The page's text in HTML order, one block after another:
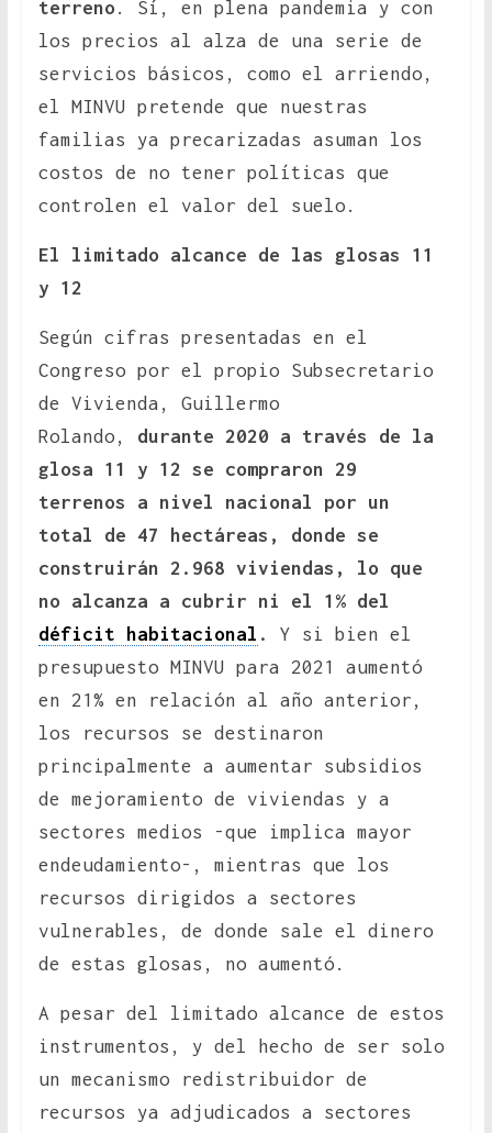
terreno . Sí, en plena pandemia y con
los precios al alza de una serie de
servicios básicos, como el arriendo,
el MINVU pretende que nuestras
familias ya precarizadas asuman los
costos de no tener políticas que
controlen el valor del suelo.
El limitado alcance de las glosas 11
y 12
Según cifras presentadas en el
Congreso por el propio Subsecretario
de Vivienda, Guillermo
Rolando, durante 2020 a través de la
glosa 11 y 12 se compraron 29
terrenos a nivel nacional por un
total de 47 hectáreas, donde se
construirán 2.968 viviendas, lo que
no alcanza a cubrir ni el 1% del
déficit habitacional .
Y si bien el
presupuesto MINVU para 2021 aumentó
en 21% en relación al año anterior,
los recursos se destinaron
principalmente a aumentar subsidios
de mejoramiento de viviendas y a
sectores medios -que implica mayor
endeudamiento-, mientras que los
recursos dirigidos a sectores
vulnerables, de donde sale el dinero
de estas glosas, no aumentó.
A pesar del limitado alcance de estos
instrumentos, y del hecho de ser solo
un mecanismo redistribuidor de
recursos ya adjudicados a sectores